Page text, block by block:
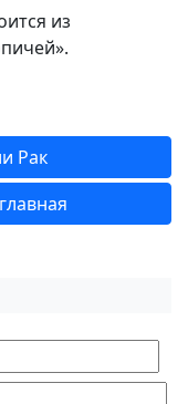
из
Рак